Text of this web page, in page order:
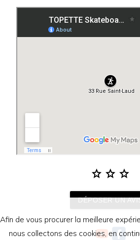
Afin de vous procurer la meilleure
nous collectons des cookies, en
star star star
DÉPOSER UN